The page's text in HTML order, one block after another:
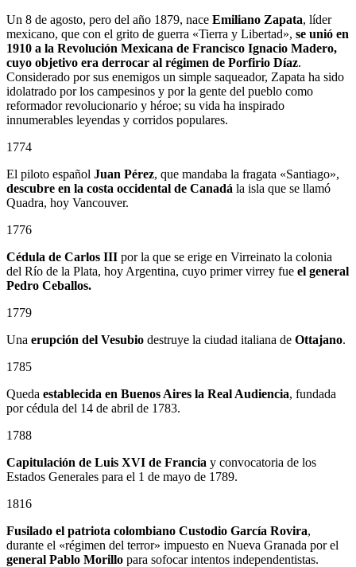
Un 8 de agosto, pero del año 1879, nace Emiliano Zapata, líder
mexicano, que con el grito de guerra «Tierra y Libertad», se unió en
1910 a la Revolución Mexicana de Francisco Ignacio Madero,
cuyo objetivo era derrocar al régimen de Porfirio Díaz.
Considerado por sus enemigos un simple saqueador, Zapata ha sido
idolatrado por los campesinos y por la gente del pueblo como
reformador revolucionario y héroe; su vida ha inspirado
innumerables leyendas y corridos populares.
1774
El piloto español Juan Pérez, que mandaba la fragata «Santiago»,
descubre en la costa occidental de Canadá la isla que se llamó
Quadra, hoy Vancouver.
1776
Cédula de Carlos III por la que se erige en Virreinato la colonia
del Río de la Plata, hoy Argentina, cuyo primer virrey fue el general
Pedro Ceballos.
1779
Una erupción del Vesubio destruye la ciudad italiana de Ottajano.
1785
Queda establecida en Buenos Aires la Real Audiencia, fundada
por cédula del 14 de abril de 1783.
1788
Capitulación de Luis XVI de Francia y convocatoria de los
Estados Generales para el 1 de mayo de 1789.
1816
Fusilado el patriota colombiano Custodio García Rovira,
durante el «régimen del terror» impuesto en Nueva Granada por el
general Pablo Morillo para sofocar intentos independentistas.